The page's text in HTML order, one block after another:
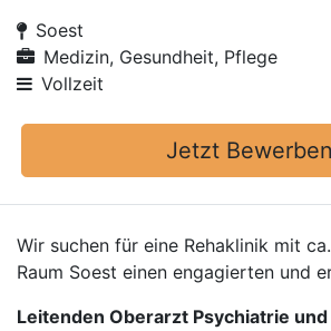
Soest
Medizin, Gesundheit, Pflege
Vollzeit
Jetzt Bewerben
Wir suchen für eine Rehaklinik mit
Raum Soest einen engagierten und
Leitenden Oberarzt Psychiatrie